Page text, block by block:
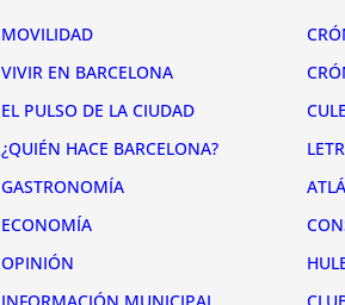
MOVILIDAD
VIVIR EN BARCELONA
EL PULSO DE LA CIUDAD
¿QUIÉN HACE BARCELONA?
GASTRONOMÍA
ECONOMÍA
OPINIÓN